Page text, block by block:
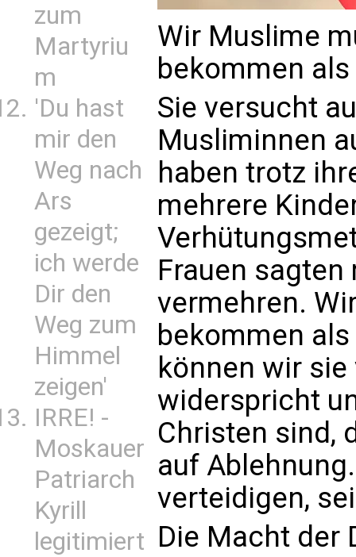
zum
Martyriu
m
'Du hast
mir den
Weg nach
Ars
gezeigt;
ich werde
Dir den
Weg zum
Himmel
zeigen'
IRRE! -
Moskauer
Patriarch
Kyrill
legitimiert
Wir Muslime
bekommen
Sie versucht
Musliminnen
haben trotz
mehrere
Frauen
vermehren.
bekommen
können wir sie
widerspricht
Christen sind,
auf
verteidigen,
Die Macht der